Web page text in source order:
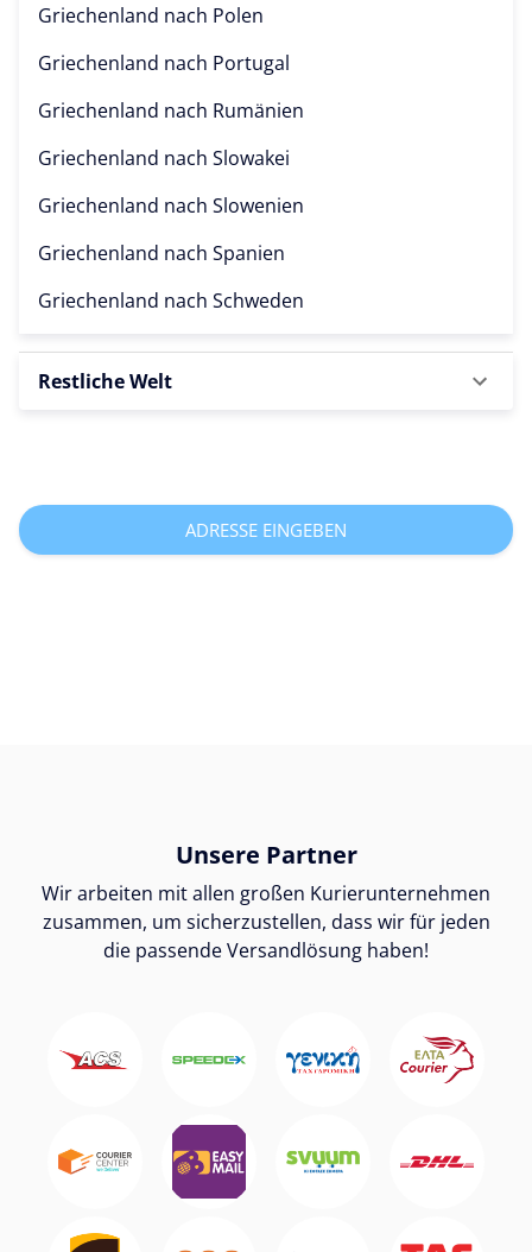
Griechenland nach Polen
Griechenland nach Portugal
Griechenland nach Rumänien
Griechenland nach Slowakei
Griechenland nach Slowenien
Griechenland nach Spanien
Griechenland nach Schweden
Restliche Welt
ADRESSE EINGEBEN
Unsere Partner
Wir arbeiten mit allen großen Kurierunternehmen
zusammen, um sicherzustellen, dass wir für jeden
die passende Versandlösung haben!